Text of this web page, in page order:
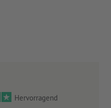
Hervorragend